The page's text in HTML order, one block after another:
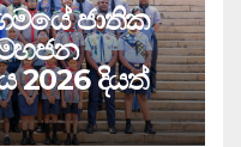
ජාතික
2026 දියත්